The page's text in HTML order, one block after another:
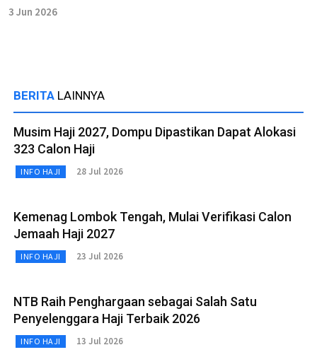
3 Jun 2026
BERITA LAINNYA
Musim Haji 2027, Dompu Dipastikan Dapat Alokasi
323 Calon Haji
INFO HAJI 28 Jul 2026
Kemenag Lombok Tengah, Mulai Verifikasi Calon
Jemaah Haji 2027
INFO HAJI 23 Jul 2026
NTB Raih Penghargaan sebagai Salah Satu
Penyelenggara Haji Terbaik 2026
INFO HAJI 13 Jul 2026